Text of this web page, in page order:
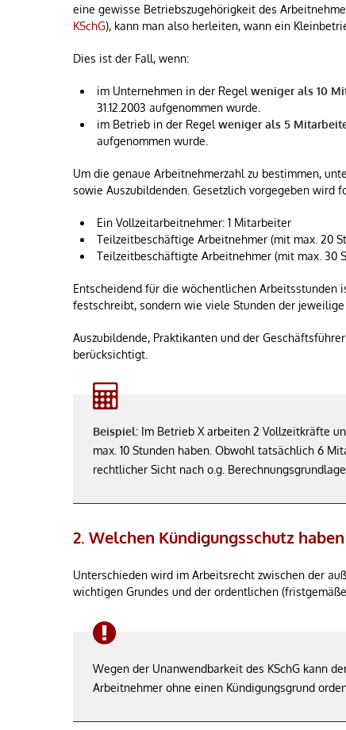
eine gewisse Betriebszugehörigkeit des
KSchG), kann man also herleiten, wann ein
Dies ist der Fall, wenn:
im Unternehmen in der Regel weniger als 10
31.12.2003 aufgenommen wurde.
im Betrieb in der Regel weniger als 5
aufgenommen wurde.
Um die genaue Arbeitnehmerzahl zu bestimmen,
sowie Auszubildenden. Gesetzlich vorgegeben wird
Ein Vollzeitarbeitnehmer: 1 Mitarbeiter
Teilzeitbeschäftige Arbeitnehmer (mit max. 20
Teilzeitbeschäftigte Arbeitnehmer (mit max. 30
Entscheidend für die wöchentlichen
festschreibt, sondern wie viele Stunden der
Auszubildende, Praktikanten und der
berücksichtigt.
Beispiel: Im Betrieb X arbeiten 2 Vollzeitkräfte
max. 10 Stunden haben. Obwohl tatsächlich 6
rechtlicher Sicht nach o.g.
2. Welchen Kündigungsschutz
Unterschieden wird im Arbeitsrecht zwischen der
wichtigen Grundes und der ordentlichen
Wegen der Unanwendbarkeit des KSchG kann
Arbeitnehmer ohne einen Kündigungsgrund